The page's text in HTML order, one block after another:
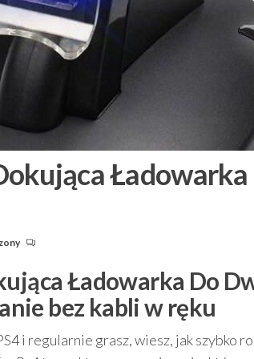
Ładowarka Do
bez kabli w ręku
i regularnie grasz, wiesz, jak szybko